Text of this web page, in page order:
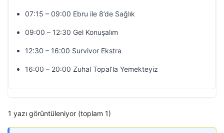
07:15 – 09:00 Ebru ile 8’de Sağlık
09:00 – 12:30 Gel Konuşalım
12:30 – 16:00 Survivor Ekstra
16:00 – 20:00 Zuhal Topal’la Yemekteyiz
1 yazı görüntüleniyor (toplam 1)